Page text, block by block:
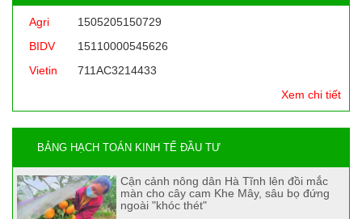
Agri
1505205150729
BIDV
15110000545626
Vietin
711AC3214433
Xem chi tiết
BẢNG HẠCH TOÁN KINH TẾ ĐẦU TƯ
Cận cảnh nông dân Hà Tĩnh lên đồi mắc
màn cho cây cam Khe Mây, sâu bọ đứng
ngoài "khóc thét"